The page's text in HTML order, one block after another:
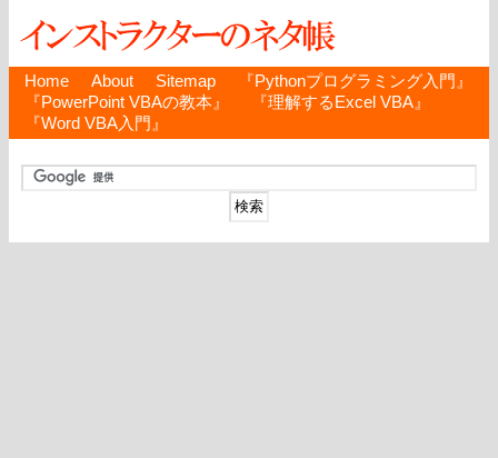
Home About Sitemap
『Pythonプログラミング入門』
『PowerPoint VBAの教本』
『理解するExcel VBA』
『Word VBA入門』